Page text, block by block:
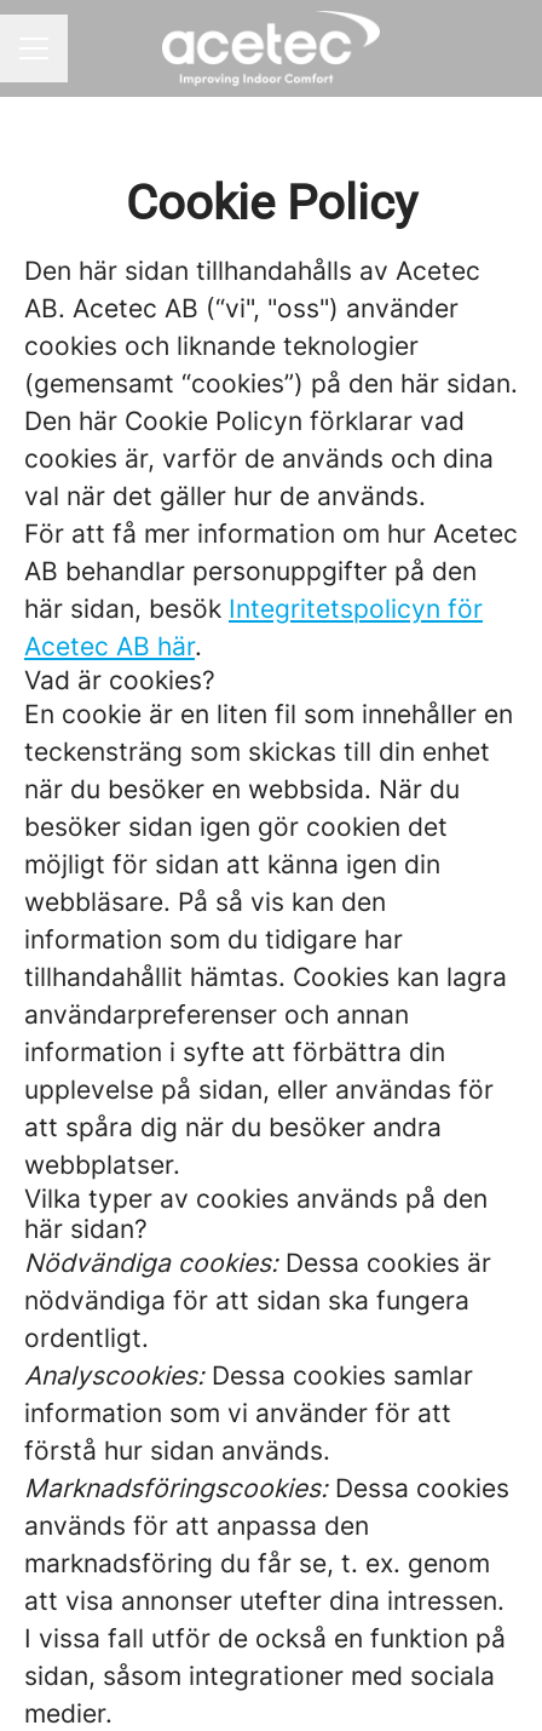
Cookie Policy
Den här sidan tillhandahålls av Acetec
AB. Acetec AB (“vi", "oss") använder
cookies och liknande teknologier
(gemensamt “cookies”) på den här sidan.
Den här Cookie Policyn förklarar vad
cookies är, varför de används och dina
val när det gäller hur de används.
För att få mer information om hur Acetec
AB behandlar personuppgifter på den
här sidan, besök Integritetspolicyn för
Acetec AB här.
Vad är cookies?
En cookie är en liten fil som innehåller en
teckensträng som skickas till din enhet
när du besöker en webbsida. När du
besöker sidan igen gör cookien det
möjligt för sidan att känna igen din
webbläsare. På så vis kan den
information som du tidigare har
tillhandahållit hämtas. Cookies kan lagra
användarpreferenser och annan
information i syfte att förbättra din
upplevelse på sidan, eller användas för
att spåra dig när du besöker andra
webbplatser.
Vilka typer av cookies används på den
här sidan?
Nödvändiga cookies:Dessa cookies är
nödvändiga för att sidan ska fungera
ordentligt.
Analyscookies:Dessa cookies samlar
information som vi använder för att
förstå hur sidan används.
Marknadsföringscookies:Dessa cookies
används för att anpassa den
marknadsföring du får se, t. ex. genom
att visa annonser utefter dina intressen.
I vissa fall utför de också en funktion på
sidan, såsom integrationer med sociala
medier.